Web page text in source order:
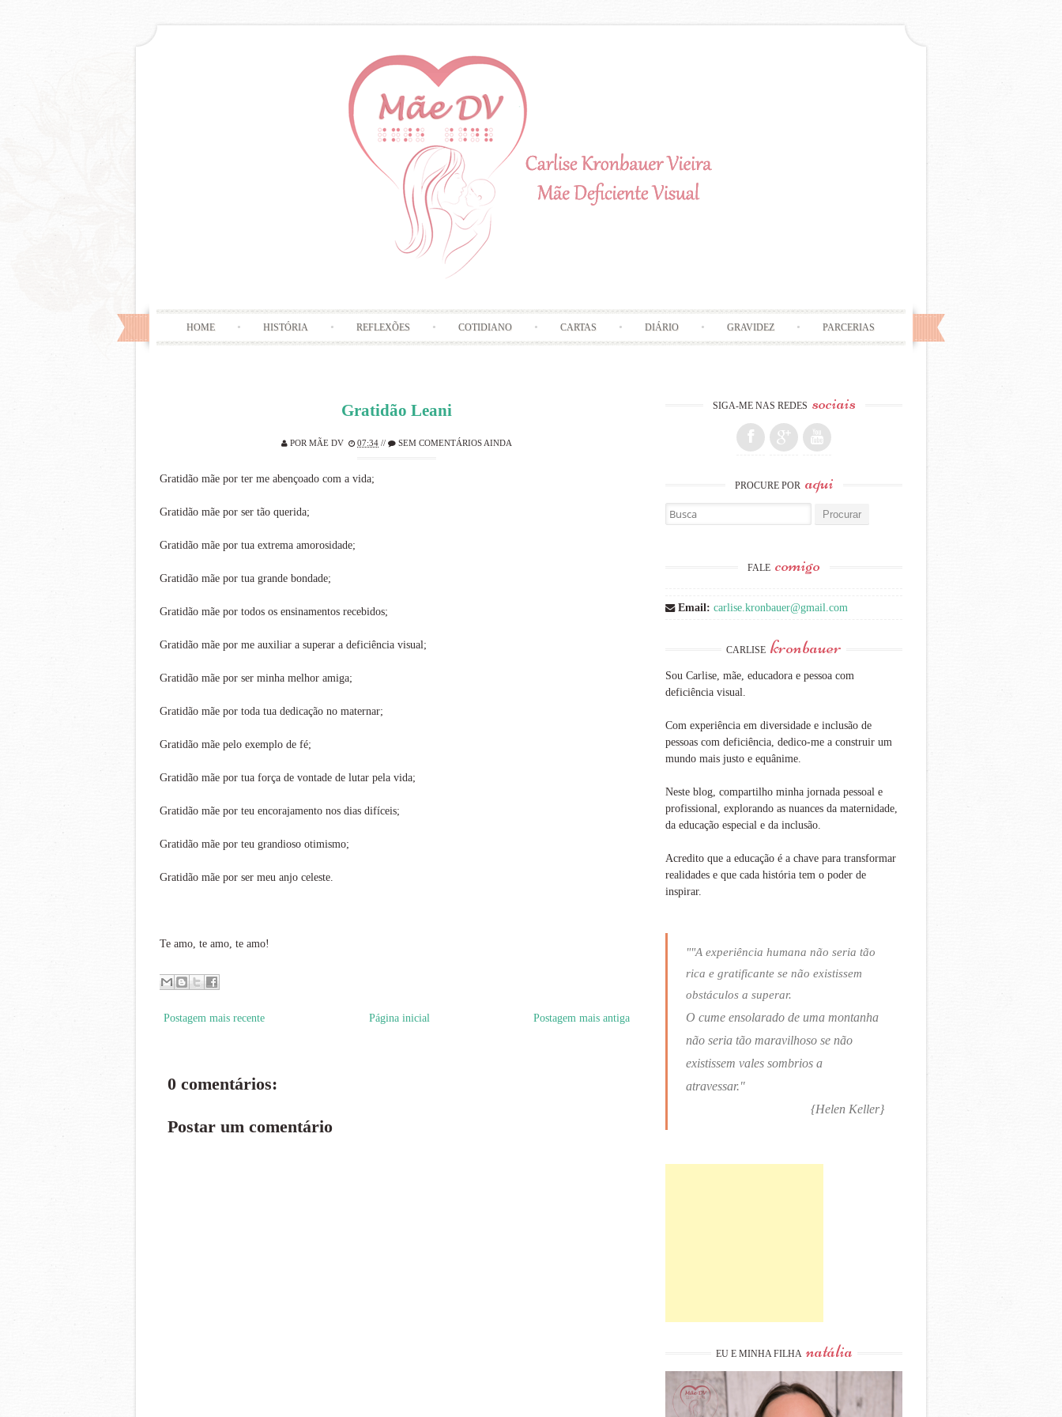
HOME HISTÓRIA REFLEXÕES COTIDIANO CARTAS DIÁRIO GRAVIDEZ PARCERIAS
Gratidão Leani
POR MÃE DV 07:34 // SEM COMENTÁRIOS AINDA
Gratidão mãe por ter me abençoado com a vida;
Gratidão mãe por ser tão querida;
Gratidão mãe por tua extrema amorosidade;
Gratidão mãe por tua grande bondade;
Gratidão mãe por todos os ensinamentos recebidos;
Gratidão mãe por me auxiliar a superar a deficiência visual;
Gratidão mãe por ser minha melhor amiga;
Gratidão mãe por toda tua dedicação no maternar;
Gratidão mãe pelo exemplo de fé;
Gratidão mãe por tua força de vontade de lutar pela vida;
Gratidão mãe por teu encorajamento nos dias difíceis;
Gratidão mãe por teu grandioso otimismo;
Gratidão mãe por ser meu anjo celeste.
Te amo, te amo, te amo!
Postagem mais recente Postagem mais antiga
Página inicial
0 comentários:
Postar um comentário
SIGA-ME NAS REDES sociais
PROCURE POR aqui
Busca por:
FALE comigo
Email: carlise.kronbauer@gmail.com
CARLISE kronbauer
Sou Carlise, mãe, educadora e pessoa com
deficiência visual.
Com experiência em diversidade e inclusão de
pessoas com deficiência, dedico-me a construir um
mundo mais justo e equânime.
Neste blog, compartilho minha jornada pessoal e
profissional, explorando as nuances da maternidade,
da educação especial e da inclusão.
Acredito que a educação é a chave para transformar
realidades e que cada história tem o poder de
inspirar.
""A experiência humana não seria tão
rica e gratificante se não existissem
obstáculos a superar.
O cume ensolarado de uma montanha
não seria tão maravilhoso se não
existissem vales sombrios a
atravessar."
{Helen Keller}
EU E MINHA FILHA natália